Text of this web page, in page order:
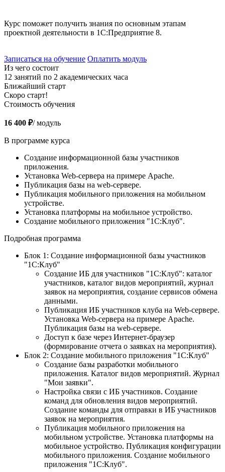
Курс поможет получить знания по основным этапам
проектной деятельности в 1С:Предприятие 8.
Записаться на обучение Оплатить модуль
Из чего состоит
12 занятий по 2 академических часа
Ближайший старт
Скоро старт!
Стоимость обучения
16 400 ₽/ модуль
В программе курса
Создание информационной базы участников
приложения.
Установка Web-сервера на примере Apache.
Публикация базы на web-сервере.
Публикация мобильного приложения на мобильном
устройстве.
Установка платформы на мобильное устройство.
Создание мобильного приложения "1С:Клуб".
Подробная программа
Блок 1: Создание информационной базы участников
"1С:Клуб"
Создание ИБ для участников "1С:Клуб": каталог
участников, каталог видов мероприятий, журнал
заявок на мероприятия, создание сервисов обмена
данными.
Публикация ИБ участников клуба на Web-сервере.
Установка Web-сервера на примере Apache.
Публикация базы на web-сервере.
Доступ к базе через Интернет-браузер
(формирование отчета о заявках на мероприятия).
Блок 2: Создание мобильного приложения "1С:Клуб"
Создание базы разработки мобильного
приложения. Каталог видов мероприятий. Журнал
"Мои заявки".
Настройка связи с ИБ участников. Создание
команд для обновления видов мероприятий.
Создание команды для отправки в ИБ участников
заявок на мероприятия.
Публикация мобильного приложения на
мобильном устройстве. Установка платформы на
мобильное устройство. Публикация конфигурации
мобильного приложения. Создание мобильного
приложения "1С:Клуб".